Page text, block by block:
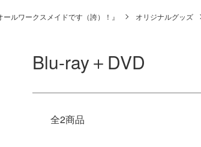
ールワークスメイドです（誇）！』 オリジナルグッズ
Blu-ray＋DVD
全2商品